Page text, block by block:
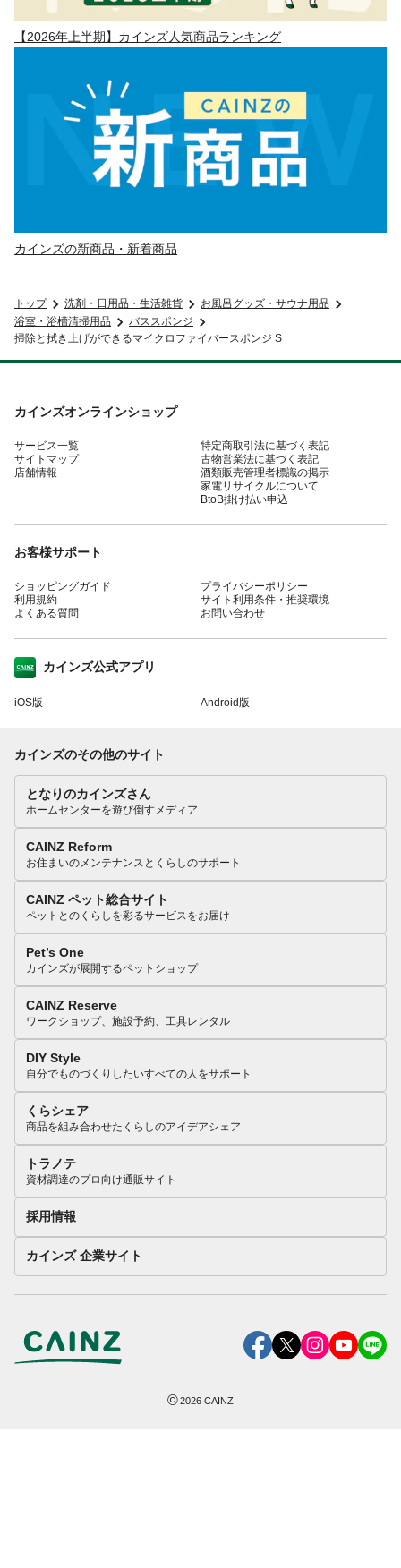
【2026年上半期】カインズ人気商品ランキング
カインズの新商品・新着商品
トップ 洗剤・日用品・生活雑貨
お風呂グッズ・サウナ用品
浴室・浴槽清掃用品
バススポンジ
掃除と拭き上げができるマイクロファイバースポンジ S
カインズオンラインショップ
サービス一覧
サイトマップ
店舗情報
特定商取引法に基づく表記
古物営業法に基づく表記
酒類販売管理者標識の掲示
家電リサイクルについて
BtoB掛け払い申込
お客様サポート
ショッピングガイド
利用規約
よくある質問
プライバシーポリシー
サイト利用条件・推奨環境
お問い合わせ
カインズ公式アプリ
iOS版 Android版
カインズのその他のサイト
となりのカインズさん
ホームセンターを遊び倒すメディア
CAINZ Reform
お住まいのメンテナンスとくらしのサポート
CAINZ ペット総合サイト
ペットとのくらしを彩るサービスをお届け
Pet’s One
カインズが展開するペットショップ
CAINZ Reserve
ワークショップ、施設予約、工具レンタル
DIY Style
自分でものづくりしたいすべての人をサポート
くらシェア
商品を組み合わせたくらしのアイデアシェア
トラノテ
資材調達のプロ向け通販サイト
採用情報
カインズ 企業サイト
©2026 CAINZ